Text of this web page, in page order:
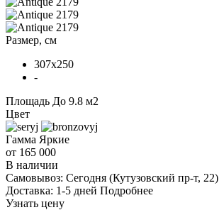
Размер, см
307x250
-
Площадь До 9.8 м2
Цвет
Гамма Яркие
от 165 000
В наличии
Самовывоз: Сегодня (Кутузовский пр-т, 22)
Доставка: 1-5 дней Подробнее
Узнать цену